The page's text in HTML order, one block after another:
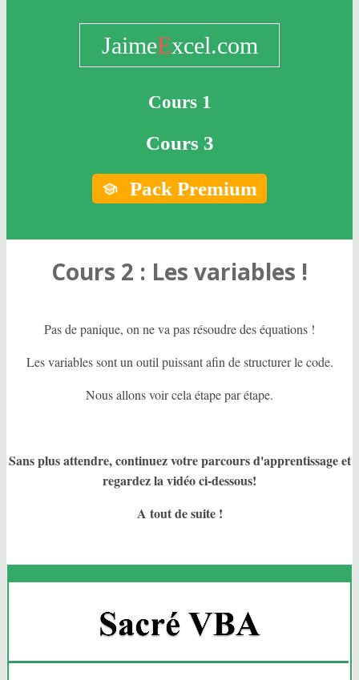
JaimeExcel.com
Cours 1
Cours 3
Pack Premium
Cours 2 : Les variables !
Pas de panique, on ne va pas résoudre des équations !
Les variables sont un outil puissant afin de structurer le code.
Nous allons voir cela étape par étape.
Sans plus attendre, continuez votre parcours d'apprentissage et
regardez la vidéo ci-dessous!
A tout de suite !